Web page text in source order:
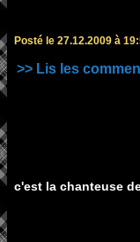
Posté le 27.12.2009 à
>> Lis les
c'est la chanteuse